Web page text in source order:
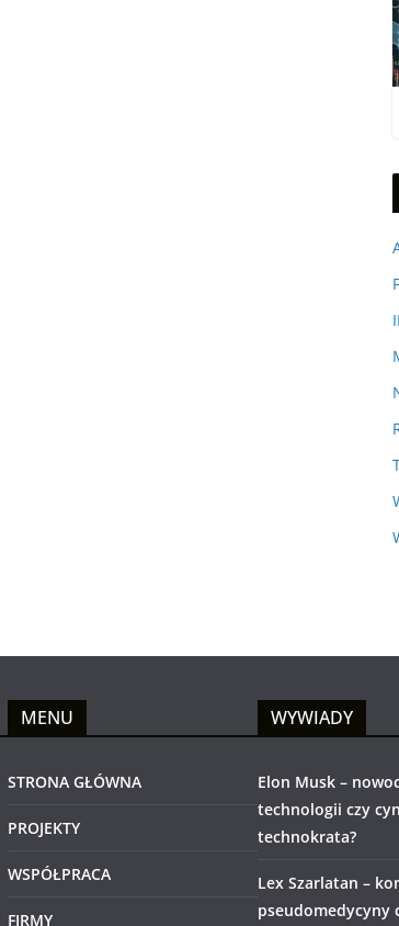
MENU
STRONA GŁÓWNA
PROJEKTY
WSPÓŁPRACA
FIRMY
WYWIADY
Elon Musk –
technologii czy
technokrata?
Lex Szarlatan –
pseudomedycyny